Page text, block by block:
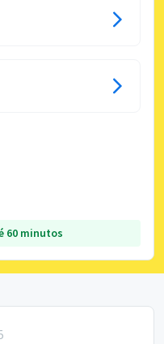
60 minutos